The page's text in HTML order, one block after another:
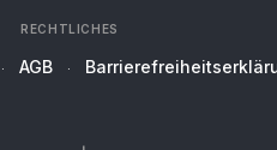
RECHTLICHES
AGB